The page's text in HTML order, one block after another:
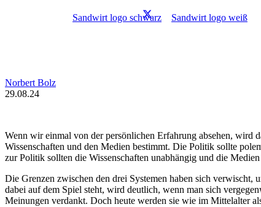
Norbert Bolz
29.08.24
Wenn wir einmal von der persönlichen Erfahrung absehen, wird
Wissenschaften und den Medien bestimmt. Die Politik sollte
zur Politik sollten die Wissenschaften unabhängig und die
Die Grenzen zwischen den drei Systemen haben sich verwischt,
dabei auf dem Spiel steht, wird deutlich, wenn man sich
Meinungen verdankt. Doch heute werden sie wie im Mittelalter